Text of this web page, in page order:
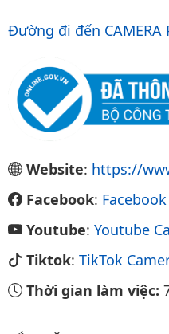
Đường đi đến CAMERA
Website: https://
Facebook:
Youtube: Youtube
Tiktok: TikTok
Thời gian làm việc: